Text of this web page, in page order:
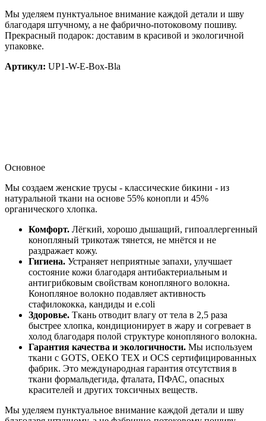
Мы уделяем пунктуальное внимание каждой детали и шву
благодаря штучному, а не фабрично-потоковому пошиву.
Прекрасный подарок: доставим в красивой и экологичной
упаковке.
Артикул: UP1-W-E-Box-Bla
Основное
Мы создаем женские трусы - классические бикини - из
натуральной ткани на основе 55% конопли и 45%
органического хлопка.
Комфорт. Лёгкий, хорошо дышащий, гипоаллергенный
конопляный трикотаж тянется, не мнётся и не
раздражает кожу.
Гигиена. Устраняет неприятные запахи, улучшает
состояние кожи благодаря антибактериальным и
антигрибковым свойствам конопляного волокна.
Конопляное волокно подавляет активность
стафилококка, кандиды и e.coli
Здоровье. Ткань отводит влагу от тела в 2,5 раза
быстрее хлопка, кондиционирует в жару и согревает в
холод благодаря полой структуре конопляного волокна.
Гарантия качества и экологичности. Мы используем
ткани с GOTS, OEKO TEX и OCS сертифицированных
фабрик. Это международная гарантия отсутствия в
ткани формальдегида, фталата, ПФАС, опасных
красителей и других токсичных веществ.
Мы уделяем пунктуальное внимание каждой детали и шву